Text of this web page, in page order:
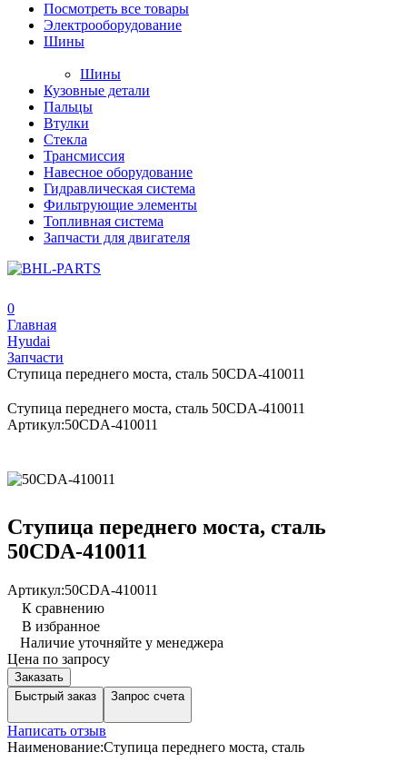
Посмотреть все товары
Электрооборудование
Шины
Шины
Кузовные детали
Пальцы
Втулки
Стекла
Трансмиссия
Навесное оборудование
Гидравлическая система
Фильтрующие элементы
Топливная система
Запчасти для двигателя
0
Главная
Hyudai
Запчасти
Ступица переднего моста, сталь 50CDA-410011
Ступица переднего моста, сталь 50CDA-410011
Артикул:50CDA-410011
Ступица переднего моста, сталь
50CDA-410011
Артикул:50CDA-410011
К сравнению
В избранное
Наличие уточняйте у менеджера
Цена по запросу
Заказать
Быстрый заказ
Запрос счета
Написать отзыв
Наименование:Ступица переднего моста, сталь